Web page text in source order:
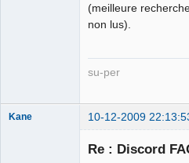
(meilleure
non lus).
su-per
Kane 10-12-2009
Re : Discord